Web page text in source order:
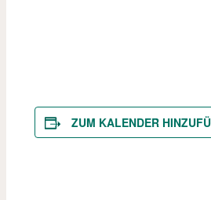
ZUM KALENDER